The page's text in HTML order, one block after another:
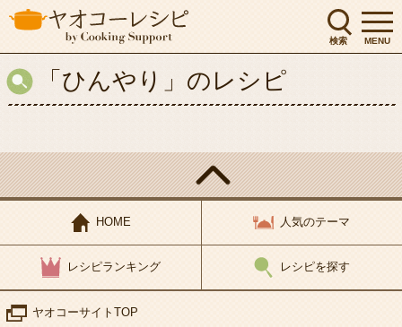
検索 MENU
会社概要 IR投資家情報
閉じる
「ひんやり」のレシピ
HOME 人気のテーマ
レシピランキング レシピを探す
ヤオコーサイトTOP